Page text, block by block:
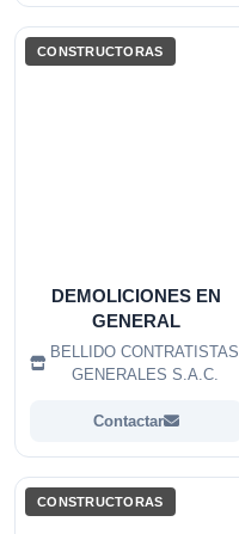
CONSTRUCTORAS
DEMOLICIONES EN
GENERAL
BELLIDO CONTRATISTAS
GENERALES S.A.C.
Contactar
CONSTRUCTORAS